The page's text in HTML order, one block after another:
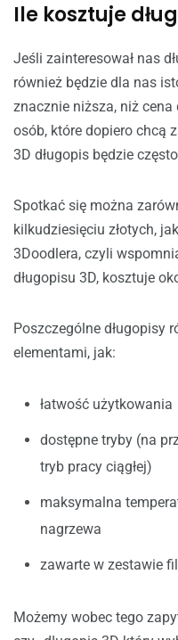
Ile kosztuje
Jeśli zainteresował nas
również będzie dla nas
znacznie niższa, niż cena
osób, które dopiero chcą
3D długopis będzie
Spotkać się można
kilkudziesięciu złotych,
3Doodlera, czyli
długopisu 3D, kosztuje
Poszczególne długopisy
elementami, jak:
łatwość użytkowania
dostępne tryby (na
tryb pracy ciągłej)
maksymalna
nagrzewa
zawarte w zestawie
Możemy wobec tego